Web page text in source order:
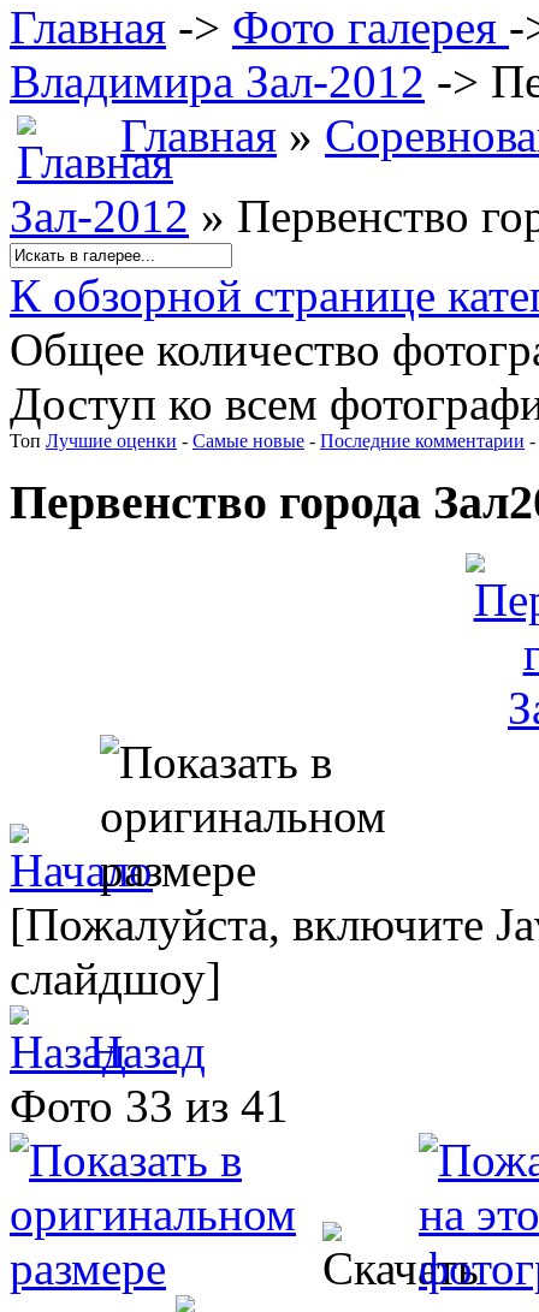
Главная -> Фото галерея -
Владимира Зал-2012 ->
Главная »
Зал-2012 » Первенство
К обзорной странице
Общее количество
Доступ ко всем
Топ Лучшие оценки - Самые новые - Последние комментарии -
Первенство города
[Пожалуйста, включите
слайдшоу]
Назад
Фото 33 из 41